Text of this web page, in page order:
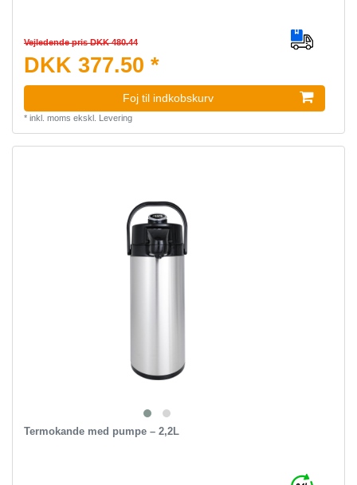
Vejledende pris DKK 480.44
DKK 377.50 *
Foj til indkobskurv
* inkl. moms ekskl. Levering
Termokande med pumpe – 2,2L